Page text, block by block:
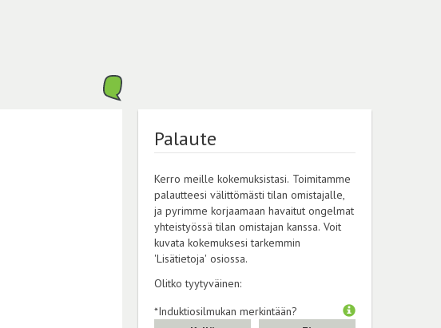
Palaute
Kerro meille kokemuksistasi. Toimitamme
palautteesi välittömästi tilan omistajalle,
ja pyrimme korjaamaan havaitut ongelmat
yhteistyössä tilan omistajan kanssa. Voit
kuvata kokemuksesi tarkemmin
'Lisätietoja' osiossa.
Olitko tyytyväinen:
*Induktiosilmukan merkintään?